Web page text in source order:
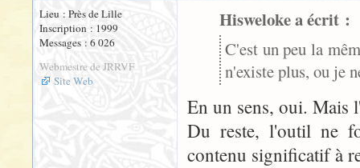
Lieu : Près de Lille
Inscription : 1999
Messages : 6 026
Webmestre de JRRVF
Site Web
Hisweloke a écrit :
C'est un peu la
n'existe plus, ou je
En un sens, oui. Mais
Du reste, l'outil ne
contenu significatif à